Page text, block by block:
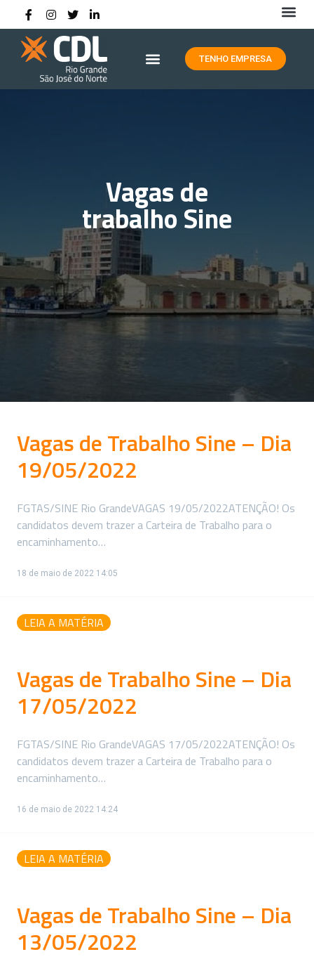
TENHO EMPRESA
Vagas de
trabalho Sine
Vagas de Trabalho Sine – Dia
19/05/2022
FGTAS/SINE Rio GrandeVAGAS 19/05/2022ATENÇÃO! Os
candidatos devem trazer a Carteira de Trabalho para o
encaminhamento…
18 de maio de 2022 14:05
LEIA A MATÉRIA
Vagas de Trabalho Sine – Dia
17/05/2022
FGTAS/SINE Rio GrandeVAGAS 17/05/2022ATENÇÃO! Os
candidatos devem trazer a Carteira de Trabalho para o
encaminhamento…
16 de maio de 2022 14:24
LEIA A MATÉRIA
Vagas de Trabalho Sine – Dia
13/05/2022